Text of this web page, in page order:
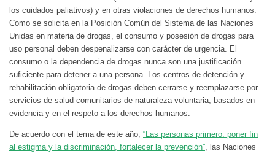
los cuidados paliativos) y en otras violaciones de derechos humanos.
Como se solicita en la Posición Común del Sistema de las Naciones
Unidas en materia de drogas, el consumo y posesión de drogas para
uso personal deben despenalizarse con carácter de urgencia. El
consumo o la dependencia de drogas nunca son una justificación
suficiente para detener a una persona. Los centros de detención y
rehabilitación obligatoria de drogas deben cerrarse y reemplazarse por
servicios de salud comunitarios de naturaleza voluntaria, basados en
evidencia y en el respeto a los derechos humanos.
De acuerdo con el tema de este año, “Las personas primero: poner fin
al estigma y la discriminación, fortalecer la prevención” , las Naciones